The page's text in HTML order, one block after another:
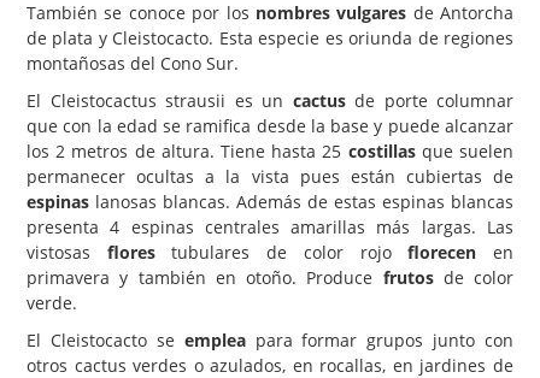
Flores y Plantas
Árboles y Palmeras
Arbustos y Trepadoras
Cactus y Suculentas
También se conoce por los nombres vulgares de Antorcha
de plata y Cleistocacto. Esta especie es oriunda de regiones
montañosas del Cono Sur.
El Cleistocactus strausii es un cactusde porte columnar
que con la edad se ramifica desde la base y puede alcanzar
los 2 metros de altura. Tiene hasta 25 costillasque suelen
permanecer ocultas a la vista pues están cubiertas de
espinas lanosas blancas. Además de estas espinas blancas
presenta 4 espinas centrales amarillas más largas. Las
vistosas florestubulares de color rojoflorecen en
primavera y también en otoño. Produce frutosde color
verde.
El Cleistocacto se empleapara formar grupos junto con
otros cactus verdes o azulados, en rocallas, en jardines de